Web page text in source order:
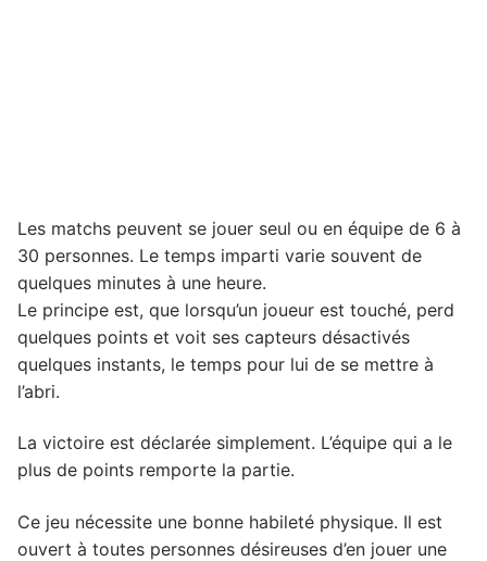
Les matchs peuvent se jouer seul ou en équipe de 6 à
30 personnes. Le temps imparti varie souvent de
quelques minutes à une heure.
Le principe est, que lorsqu’un joueur est touché, perd
quelques points et voit ses capteurs désactivés
quelques instants, le temps pour lui de se mettre à
l’abri.
La victoire est déclarée simplement. L’équipe qui a le
plus de points remporte la partie.
Ce jeu nécessite une bonne habileté physique. Il est
ouvert à toutes personnes désireuses d’en jouer une